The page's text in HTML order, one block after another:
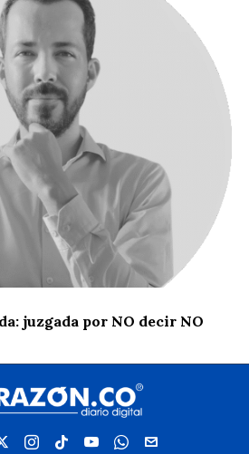
juzgada por NO decir NO